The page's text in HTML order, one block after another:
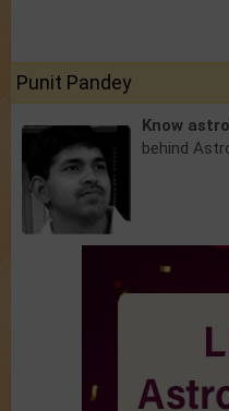
Punit Pandey
Know
behind